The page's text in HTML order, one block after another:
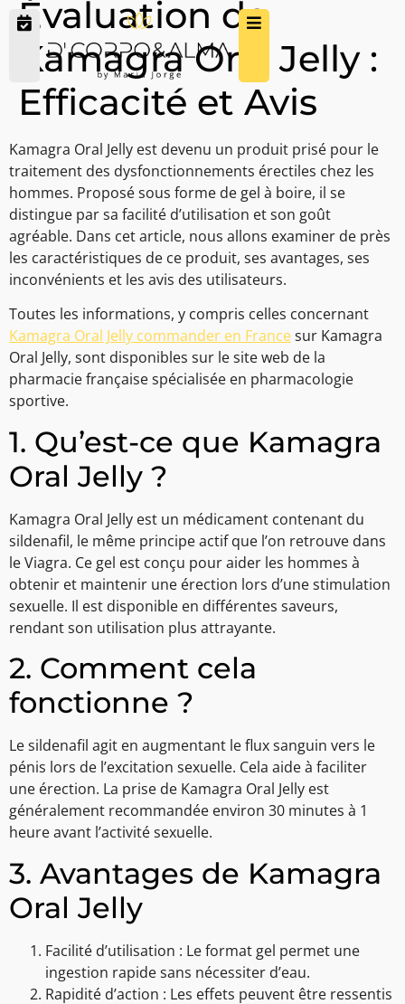
Évaluation de
Kamagra Oral Jelly :
Efficacité et Avis
Kamagra Oral Jelly est devenu un produit prisé pour le
traitement des dysfonctionnements érectiles chez les
hommes. Proposé sous forme de gel à boire, il se
distingue par sa facilité d’utilisation et son goût
agréable. Dans cet article, nous allons examiner de près
les caractéristiques de ce produit, ses avantages, ses
inconvénients et les avis des utilisateurs.
Toutes les informations, y compris celles concernant
Kamagra Oral Jelly commander en Francesur Kamagra
Oral Jelly, sont disponibles sur le site web de la
pharmacie française spécialisée en pharmacologie
sportive.
1. Qu’est-ce que Kamagra
Oral Jelly ?
Kamagra Oral Jelly est un médicament contenant du
sildenafil, le même principe actif que l’on retrouve dans
le Viagra. Ce gel est conçu pour aider les hommes à
obtenir et maintenir une érection lors d’une stimulation
sexuelle. Il est disponible en différentes saveurs,
rendant son utilisation plus attrayante.
2. Comment cela
fonctionne ?
Le sildenafil agit en augmentant le flux sanguin vers le
pénis lors de l’excitation sexuelle. Cela aide à faciliter
une érection. La prise de Kamagra Oral Jelly est
généralement recommandée environ 30 minutes à 1
heure avant l’activité sexuelle.
3. Avantages de Kamagra
Oral Jelly
Facilité d’utilisation : Le format gel permet une
ingestion rapide sans nécessiter d’eau.
Rapidité d’action : Les effets peuvent être ressentis